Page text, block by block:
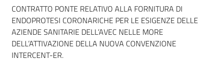
telematiche
Dati del bando
CONTRATTO PONTE RELATIVO ALLA FORNITURA DI
ENDOPROTESI CORONARICHE PER LE ESIGENZE DELLE
AZIENDE SANITARIE DELL’AVEC NELLE MORE
DELL’ATTIVAZIONE DELLA NUOVA CONVENZIONE
INTERCENT-ER.